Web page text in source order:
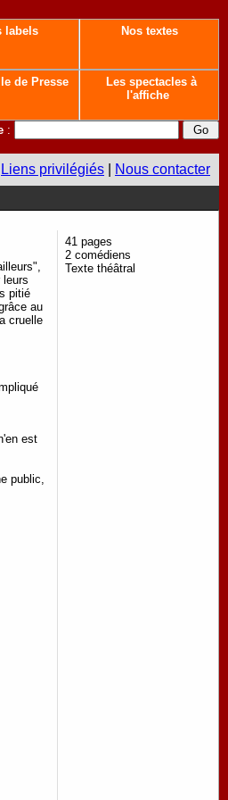
labels Nos textes
de Presse
Les spectacles à
l'affiche
:
Liens privilégiés Nous contacter
leurs
pitié
au
cruelle
est
public,
41 pages
2 comédiens
Texte théâtral